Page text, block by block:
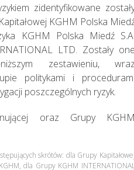
i jej
roku
zidentyfikowane
KGHM Polska
KGHM Polska Miedź
LTD. Zostały
zestawieniu,
politykami i
poszczególnych ryzyk.
oraz Grupy
skrótów: dla Grupy
dla Grupy KGHM